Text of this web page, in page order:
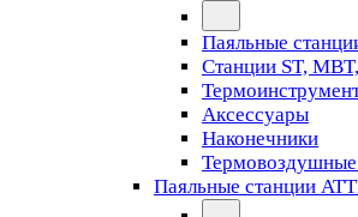
Паяльные
Станции ST,
Аксессуары
Наконечники
Термовоздушные
Паяльные станции